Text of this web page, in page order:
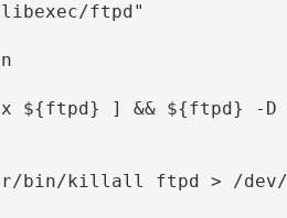
ftpd"
${ftpd} ] && ${ftpd} -D
bin/killall ftpd > /